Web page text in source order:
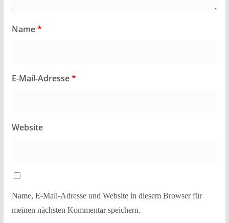
Name*
E-Mail-Adresse*
Website
Name, E-Mail-Adresse und Website in diesem Browser für
meinen nächsten Kommentar speichern.